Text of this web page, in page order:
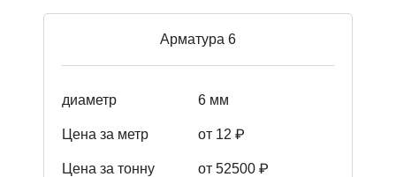
Арматура 6
диаметр 6 мм
Цена за метр от 12 ₽
Цена за тонну от 52500 ₽